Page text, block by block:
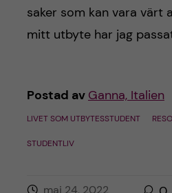
saker som kan vara värt
mitt utbyte har jag
Postad av Ganna, Italien
LIVET SOM UTBYTESSTUDENT
STUDENTLIV
maj 24, 2022